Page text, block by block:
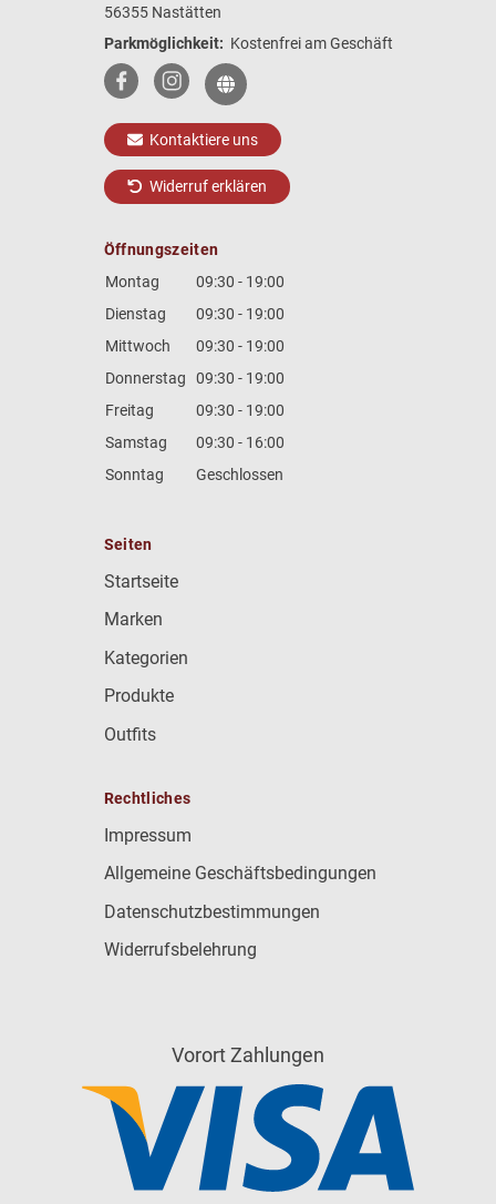
56355 Nastätten
Parkmöglichkeit: Kostenfrei am Geschäft
Kontaktiere uns
Widerruf erklären
Öffnungszeiten
Montag
09:30 - 19:00
Dienstag
09:30 - 19:00
Mittwoch
09:30 - 19:00
Donnerstag
09:30 - 19:00
Freitag
09:30 - 19:00
Samstag
09:30 - 16:00
Sonntag
Geschlossen
Seiten
Startseite
Marken
Kategorien
Produkte
Outfits
Rechtliches
Impressum
Allgemeine Geschäftsbedingungen
Datenschutzbestimmungen
Widerrufsbelehrung
Vorort Zahlungen